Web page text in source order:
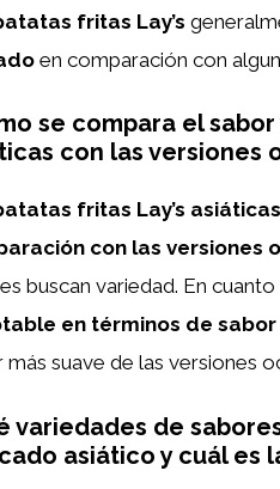
fritas Lay’s
en comparación con
se compara el
con las versiones
fritas Lay’s
con las versiones
buscan variedad. En cuanto
en términos de
más suave de las versiones
variedades de
asiático y cuál es